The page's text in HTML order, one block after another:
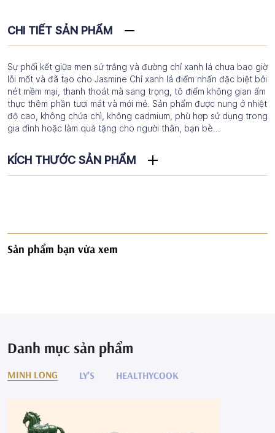
CHI TIẾT SẢN PHẨM
Sự phối kết giữa men sứ trắng và đường chỉ xanh lá chưa bao giờ
lỗi mốt và đã tạo cho Jasmine Chỉ xanh lá điểm nhấn đặc biệt bởi
nét mềm mại, thanh thoát mà sang trọng, tô điểm không gian ẩm
thực thêm phần tươi mát và mới mẻ. Sản phẩm được nung ở nhiệt
độ cao, không chứa chì, không cadmium, phù hợp sử dụng trong
gia đình hoặc làm quà tặng cho người thân, bạn bè...
KÍCH THƯỚC SẢN PHẨM
Sản phẩm bạn vừa xem
Danh mục sản phẩm
MINH LONG LY'S HEALTHYCOOK